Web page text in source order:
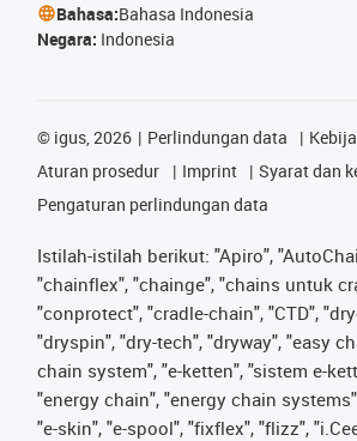
Bahasa:Bahasa Indonesia
Negara: Indonesia
© igus, 2026 Perlindungan data
Aturan prosedur
Imprint
Syarat dan
Pengaturan perlindungan data
Istilah-istilah berikut: "Apiro",
"chainflex", "chainge", "chains untuk
"conprotect", "cradle-chain", "CTD",
"dryspin", "dry-tech", "dryway", "easy
chain system", "e-ketten", "sistem e-
"energy chain", "energy chain
"e-skin", "e-spool", "fixflex", "flizz",